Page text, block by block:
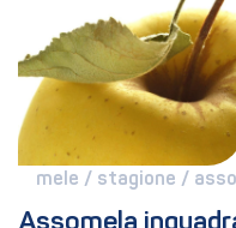
mele / stagione /